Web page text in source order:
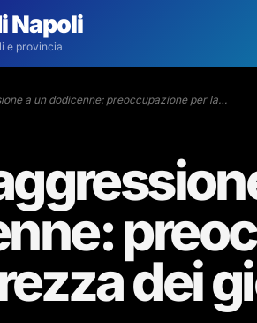
Napoli
e provincia
a un dodicenne: preoccupazione per la…
dei